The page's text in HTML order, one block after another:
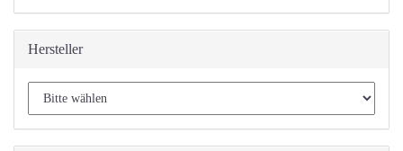
Hersteller